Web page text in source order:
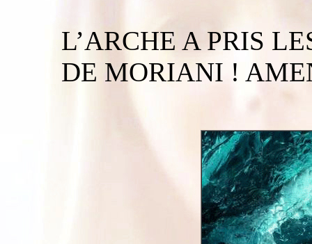
L’ARCHE A PRIS
DE MORIANI !